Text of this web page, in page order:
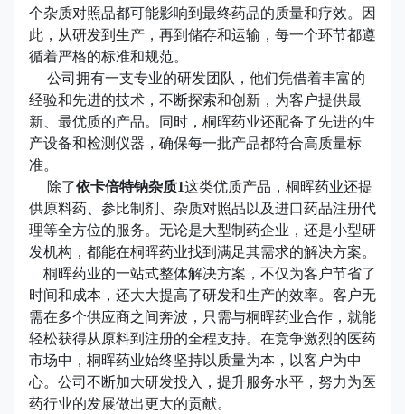
个杂质对照品都可能影响到最终药品的质量和疗效。因
此，从研发到生产，再到储存和运输，每一个环节都遵
循着严格的标准和规范。
公司拥有一支专业的研发团队，他们凭借着丰富的
经验和先进的技术，不断探索和创新，为客户提供最
新、最优质的产品。同时，桐晖药业还配备了先进的生
产设备和检测仪器，确保每一批产品都符合高质量标
准。
除了依卡倍特钠杂质1这类优质产品，桐晖药业还提
供原料药、参比制剂、杂质对照品以及进口药品注册代
理等全方位的服务。无论是大型制药企业，还是小型研
发机构，都能在桐晖药业找到满足其需求的解决方案。
桐晖药业的一站式整体解决方案，不仅为客户节省了
时间和成本，还大大提高了研发和生产的效率。客户无
需在多个供应商之间奔波，只需与桐晖药业合作，就能
轻松获得从原料到注册的全程支持。在竞争激烈的医药
市场中，桐晖药业始终坚持以质量为本，以客户为中
心。公司不断加大研发投入，提升服务水平，努力为医
药行业的发展做出更大的贡献。